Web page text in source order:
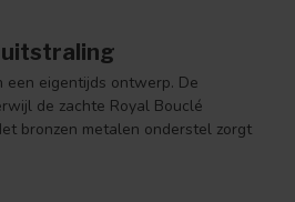
uitstraling
een eigentijds ontwerp. De
de zachte Royal Bouclé
bronzen metalen onderstel zorgt